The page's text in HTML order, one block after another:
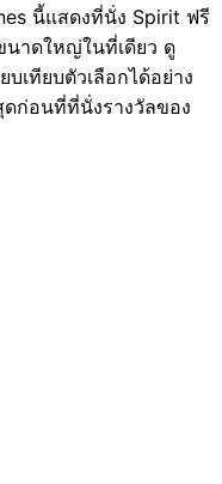
นี้แสดงที่นั่ง Spirit ฟรี
าดใหญ่ในที่เดียว ดู
เทียบตัวเลือกได้อย่าง
ดก่อนที่ที่นั่งรางวัลของ